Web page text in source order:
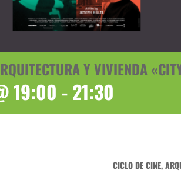
Y VIVIENDA
19:00 -21:30
CICLO DE CINE,